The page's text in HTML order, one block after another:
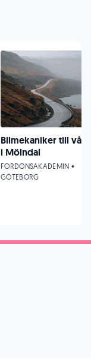
Bilmekaniker till vår
i Mölndal
FORDONSAKADEMIN •
GÖTEBORG